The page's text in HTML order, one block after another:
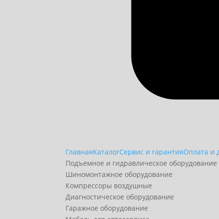
ГлавнаяКаталогСервис и гарантияОплата и
Подъемное и гидравлическое оборудование
Шиномонтажное оборудование
Компрессоры воздушные
Диагностическое оборудование
Гаражное оборудование